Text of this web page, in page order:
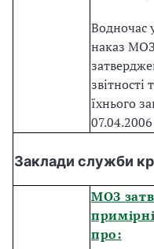
Водночас
наказ
звітності
їхнього
Заклади служби
МОЗ
про: